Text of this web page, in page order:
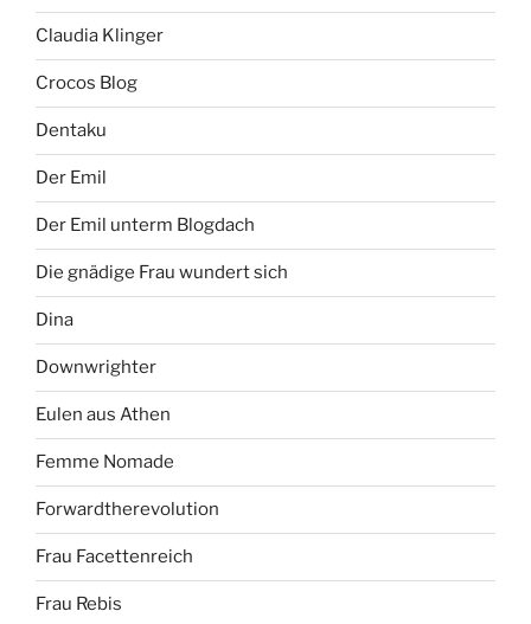
Claudia Klinger
Crocos Blog
Dentaku
Der Emil
Der Emil unterm Blogdach
Die gnädige Frau wundert sich
Dina
Downwrighter
Eulen aus Athen
Femme Nomade
Forwardtherevolution
Frau Facettenreich
Frau Rebis